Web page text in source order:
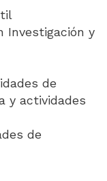
Investigación y
de
y actividades
de